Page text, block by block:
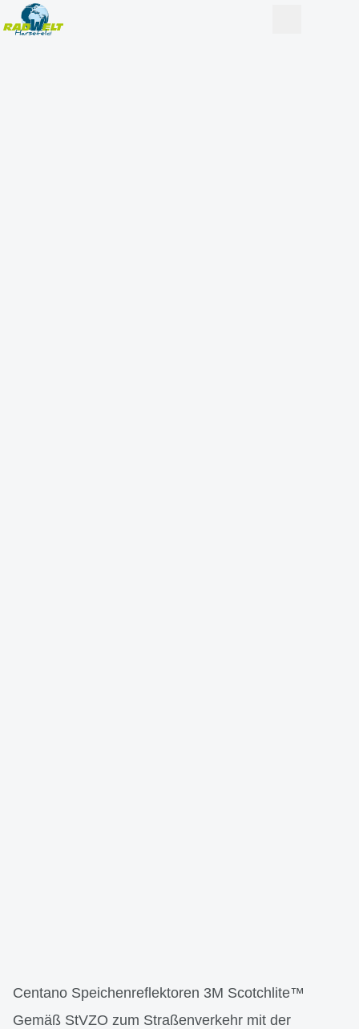
Centano Speichenreflektoren 3M Scotchlite™
Gemäß StVZO zum Straßenverkehr mit der